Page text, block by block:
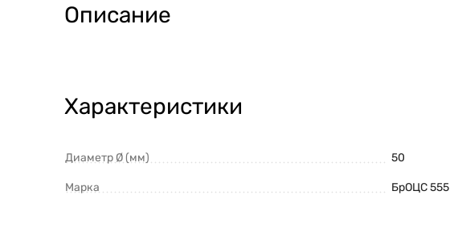
Описание
Характеристики
Диаметр Ø (мм) 50
Марка БрОЦС 555